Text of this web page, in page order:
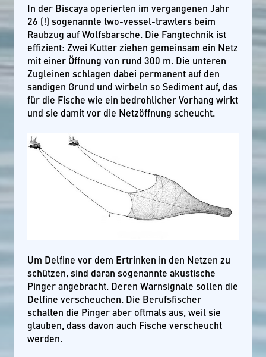
In der Biscaya operierten im vergangenen Jahr
26 (!) sogenannte two-vessel-trawlers beim
Raubzug auf Wolfsbarsche. Die Fangtechnik ist
effizient: Zwei Kutter ziehen gemeinsam ein Netz
mit einer Öffnung von rund 300 m. Die unteren
Zugleinen schlagen dabei permanent auf den
sandigen Grund und wirbeln so Sediment auf, das
für die Fische wie ein bedrohlicher Vorhang wirkt
und sie damit vor die Netzöffnung scheucht.
Um Delfine vor dem Ertrinken in den Netzen zu
schützen, sind daran sogenannte akustische
Pinger angebracht. Deren Warnsignale sollen die
Delfine verscheuchen. Die Berufsfischer
schalten die Pinger aber oftmals aus, weil sie
glauben, dass davon auch Fische verscheucht
werden.